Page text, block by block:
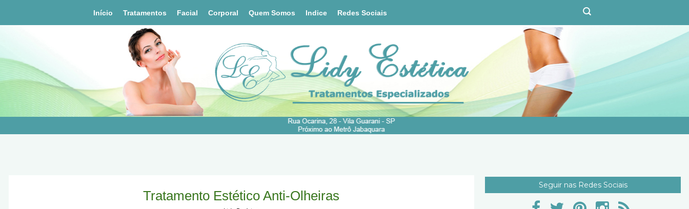
Início Tratamentos Facial Corporal Quem Somos Indice Redes Sociais
Tratamento Estético Anti-Olheiras
Seguir nas Redes Sociais